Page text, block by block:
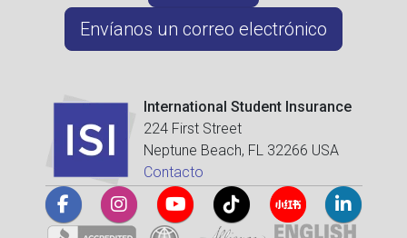
Envíanos un correo electrónico
International Student Insurance
224 First Street
Neptune Beach, FL 32266 USA
Contacto